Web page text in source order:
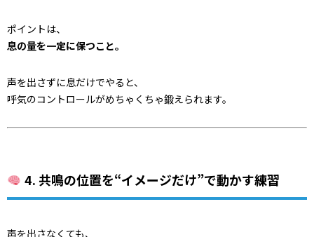
ポイントは、
息の量を一定に保つこと。
声を出さずに息だけでやると、
呼気のコントロールがめちゃくちゃ鍛えられます。
4. 共鳴の位置を“イメージだけ”で動かす練習
声を出さなくても、